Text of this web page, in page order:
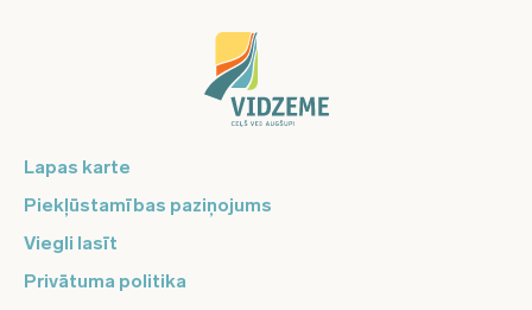
Lapas karte
Piekļūstamības paziņojums
Viegli lasīt
Privātuma politika